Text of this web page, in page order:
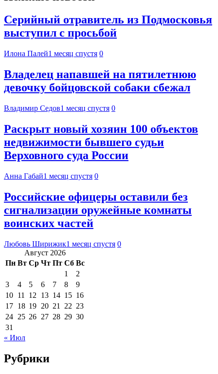
Серийный отравитель из Подмосковья
выступил с просьбой
Илона Палей1 месяц спустя 0
Владелец напавшей на пятилетнюю
девочку бойцовской собаки сбежал
Владимир Седов1 месяц спустя 0
Раскрыт новый хозяин 100 объектов
недвижимости бывшего судьи
Верховного суда России
Анна Габай1 месяц спустя 0
Российские офицеры оставили без
сигнализации оружейные комнаты
воинских частей
Любовь Ширижик1 месяц спустя 0
Август 2026
Пн Вт Ср Чт Пт Сб Вс
1
2
3
4 5 6 7 8
9
10 11 12 13 14 15 16
17 18 19 20 21 22 23
24 25 26 27 28 29 30
31
« Июл
Рубрики